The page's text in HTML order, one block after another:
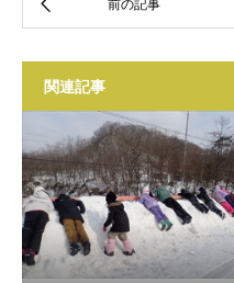
関連記事